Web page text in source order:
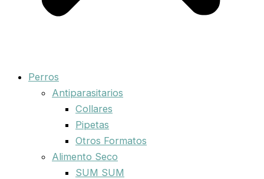
Perros
Antiparasitarios
Collares
Pipetas
Otros Formatos
Alimento Seco
SUM SUM